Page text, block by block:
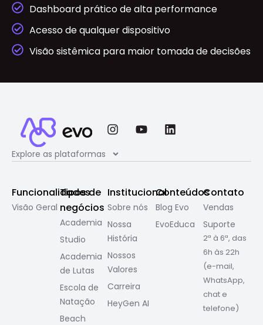
Dashboard prático de alta performance
Acesso de qualquer dispositivo
Visão sistêmica para maior tomada de decisões
Explore as plataformas
Funcionalidades
Visão Geral
Tipos de
negócios
Academia
Studio
Academia
de Lutas
Escola de
Natação
Beach
Institucional
Sobre nós
Nossa
História
Nossos
Valores
Carreira
HeyGen AI
Conteúdos
Blog Evo
EvoEduca
Contato
Vendas
Suporte
2ª à 6ª, das
6h às 22h
(e-mail,
WhatsApp,
chat e
telefone)